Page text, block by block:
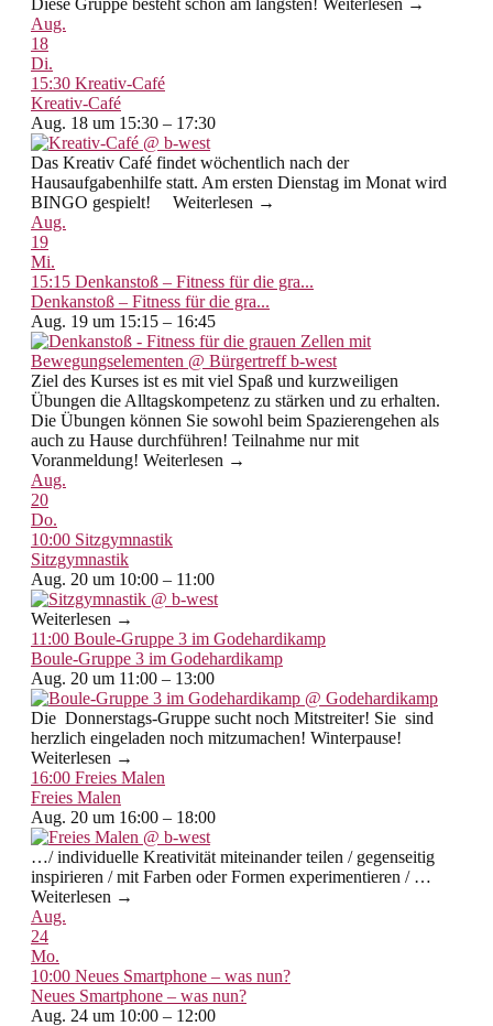
Diese Gruppe besteht schon am längsten! Weiterlesen →
Aug.
18
Di.
15:30 Kreativ-Café
Kreativ-Café
Aug. 18 um 15:30 – 17:30
Das Kreativ Café findet wöchentlich nach der
Hausaufgabenhilfe statt. Am ersten Dienstag im Monat wird
BINGO gespielt! Weiterlesen →
Aug.
19
Mi.
15:15 Denkanstoß – Fitness für die gra...
Denkanstoß – Fitness für die gra...
Aug. 19 um 15:15 – 16:45
Ziel des Kurses ist es mit viel Spaß und kurzweiligen
Übungen die Alltagskompetenz zu stärken und zu erhalten.
Die Übungen können Sie sowohl beim Spazierengehen als
auch zu Hause durchführen! Teilnahme nur mit
Voranmeldung! Weiterlesen →
Aug.
20
Do.
10:00 Sitzgymnastik
Sitzgymnastik
Aug. 20 um 10:00 – 11:00
Weiterlesen →
11:00 Boule-Gruppe 3 im Godehardikamp
Boule-Gruppe 3 im Godehardikamp
Aug. 20 um 11:00 – 13:00
Die Donnerstags-Gruppe sucht noch Mitstreiter! Sie sind
herzlich eingeladen noch mitzumachen! Winterpause!
Weiterlesen →
16:00 Freies Malen
Freies Malen
Aug. 20 um 16:00 – 18:00
…/ individuelle Kreativität miteinander teilen / gegenseitig
inspirieren / mit Farben oder Formen experimentieren / …
Weiterlesen →
Aug.
24
Mo.
10:00 Neues Smartphone – was nun?
Neues Smartphone – was nun?
Aug. 24 um 10:00 – 12:00